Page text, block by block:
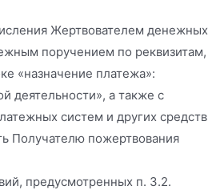
Жертвователем денежных
поручением по реквизитам,
«назначение платежа»:
деятельности», а также с
систем и других средств
Получателю пожертвования
предусмотренных п. 3.2.